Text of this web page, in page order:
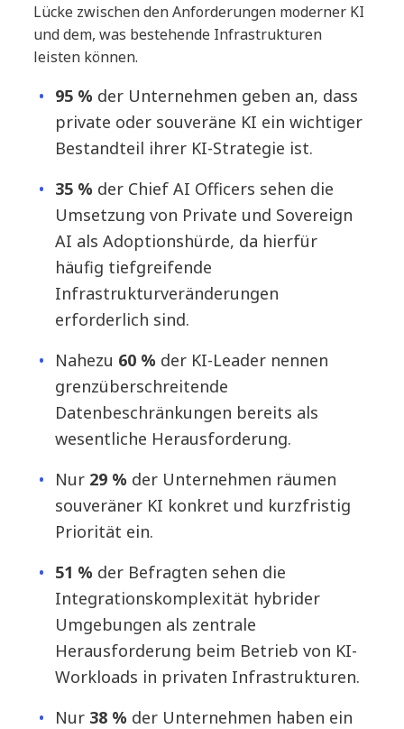
Lücke zwischen den Anforderungen moderner KI
und dem, was bestehende Infrastrukturen
leisten können.
95 % der Unternehmen geben an, dass
private oder souveräne KI ein wichtiger
Bestandteil ihrer KI-Strategie ist.
35 % der Chief AI Officers sehen die
Umsetzung von Private und Sovereign
AI als Adoptionshürde, da hierfür
häufig tiefgreifende
Infrastrukturveränderungen
erforderlich sind.
Nahezu 60 % der KI-Leader nennen
grenzüberschreitende
Datenbeschränkungen bereits als
wesentliche Herausforderung.
Nur 29 % der Unternehmen räumen
souveräner KI konkret und kurzfristig
Priorität ein.
51 % der Befragten sehen die
Integrationskomplexität hybrider
Umgebungen als zentrale
Herausforderung beim Betrieb von KI-
Workloads in privaten Infrastrukturen.
Nur 38 % der Unternehmen haben ein